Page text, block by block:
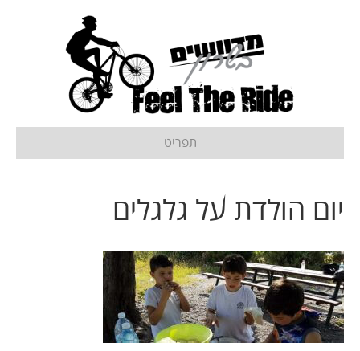
תפריט
יום הולדת על גלגלים